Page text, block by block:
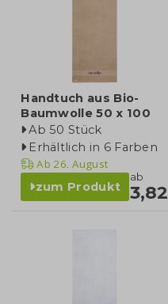
Handtuch aus Bio-
Baumwolle 50 x 100
Ab 50 Stück
Erhältlich in 6 Farben
Ab 26. August
zum Produkt
ab
3,82